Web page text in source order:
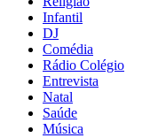
Infantil
DJ
Comédia
Rádio Colégio
Entrevista
Natal
Saúde
Música